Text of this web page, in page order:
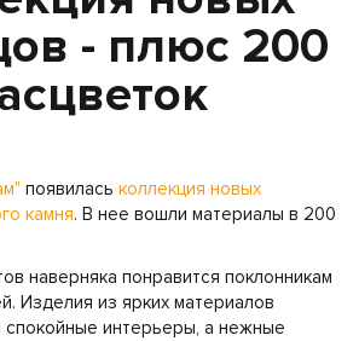
- плюс 200
появилась коллекция новых
камня. В нее вошли материалы в 200
наверняка понравится поклонникам
Изделия из ярких материалов
спокойные интерьеры, а нежные